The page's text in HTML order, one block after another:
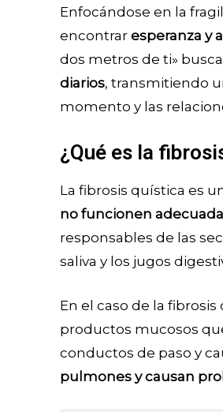
Enfocándose en la
encontrar esperanza y
dos metros de ti»
diarios, transmitiendo
momento y las
¿Qué es la
La fibrosis quística es
no funcionen
responsables de las
saliva y los jugos
En el caso de la
productos mucosos
conductos de paso y
pulmones y causan